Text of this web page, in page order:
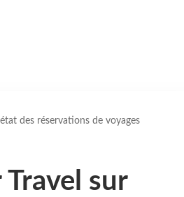
des réservations de voyages
Travel sur